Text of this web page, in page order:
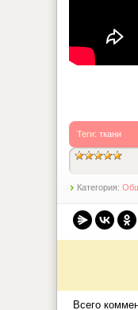
Теги: ткани
Категория:
Всего